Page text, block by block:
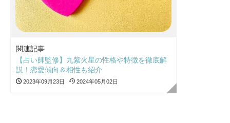
関連記事
【占い師監修】九紫火星の性格や特徴を徹底解
説！恋愛傾向＆相性も紹介
2023年09月23日 2024年05月02日